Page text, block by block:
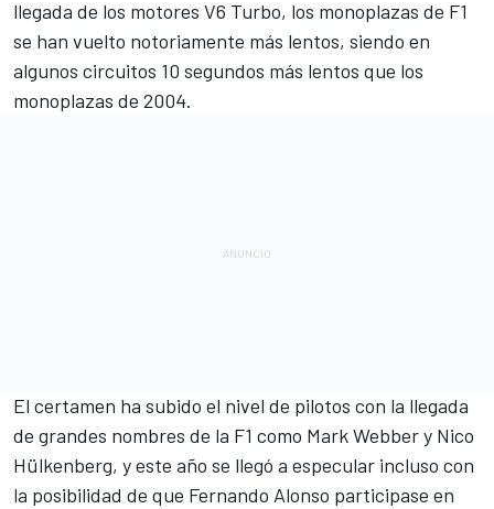
llegada de los motores V6 Turbo, los monoplazas de F1
se han vuelto notoriamente más lentos, siendo en
algunos circuitos 10 segundos más lentos que los
monoplazas de 2004.
El certamen ha subido el nivel de pilotos con la llegada
de grandes nombres de la F1 como Mark Webber y Nico
Hülkenberg, y este año se llegó a especular incluso con
la posibilidad de que Fernando Alonso participase en